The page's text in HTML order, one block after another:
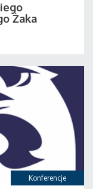
Żaka
Konferencje